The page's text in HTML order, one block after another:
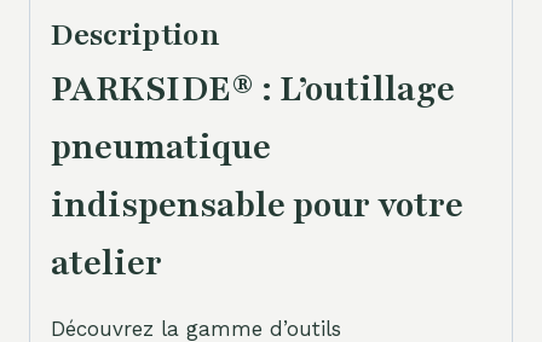
Description
PARKSIDE® : L’outillage
pneumatique
indispensable pour votre
atelier
Découvrez la gamme d’outils